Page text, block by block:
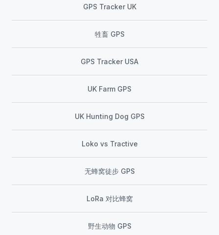
GPS Tracker UK
牲畜 GPS
GPS Tracker USA
UK Farm GPS
UK Hunting Dog GPS
Loko vs Tractive
无蜂窝徒步 GPS
LoRa 对比蜂窝
野生动物 GPS